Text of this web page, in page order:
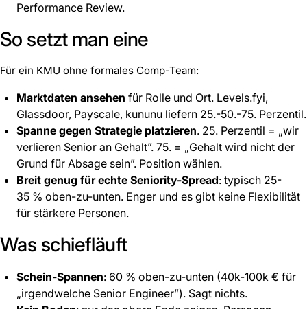
Performance Review.
So setzt man eine
Für ein KMU ohne formales Comp-Team:
Marktdaten ansehen für Rolle und Ort. Levels.fyi,
Glassdoor, Payscale, kununu liefern 25.-50.-75. Perzentil.
Spanne gegen Strategie platzieren. 25. Perzentil = „wir
verlieren Senior an Gehalt”. 75. = „Gehalt wird nicht der
Grund für Absage sein”. Position wählen.
Breit genug für echte Seniority-Spread: typisch 25-
35 % oben-zu-unten. Enger und es gibt keine Flexibilität
für stärkere Personen.
Was schiefläuft
Schein-Spannen: 60 % oben-zu-unten (40k-100k € für
„irgendwelche Senior Engineer”). Sagt nichts.